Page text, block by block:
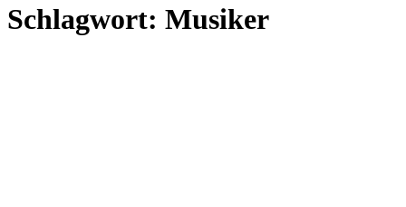
Schlagwort: Musiker